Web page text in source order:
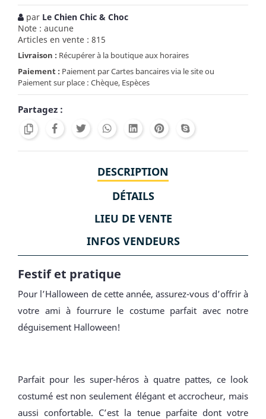
par Le Chien Chic & Choc
Note : aucune
Articles en vente : 815
Livraison : Récupérer à la boutique aux horaires
Paiement : Paiement par Cartes bancaires via le site ou
Paiement sur place : Chèque, Espèces
Partagez :
DESCRIPTION
DÉTAILS
LIEU DE VENTE
INFOS VENDEURS
Festif et pratique
Pour l’Halloween de cette année, assurez-vous d’offrir à
votre ami à fourrure le costume parfait avec notre
déguisement Halloween!
Parfait pour les super-héros à quatre pattes, ce look
costumé est non seulement élégant et accrocheur, mais
aussi confortable. C’est la tenue parfaite dont votre